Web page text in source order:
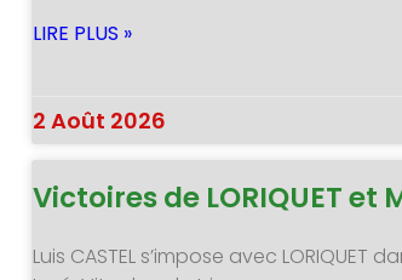
LIRE PLUS »
2 Août 2026
Victoires de LORIQUET et
Luis CASTEL s’impose avec LORIQUET